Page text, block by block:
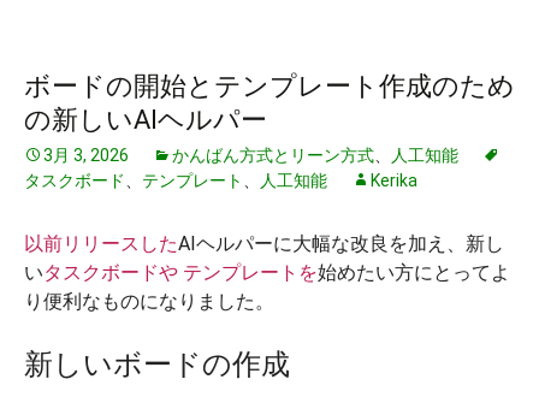
ボードの開始とテンプレート作成のため
の新しいAIヘルパー
3月 3, 2026 かんばん方式とリーン方式、
人工知能
タスクボード、 テンプレート 、 人工知能 Kerika
以前リリースしたAIヘルパーに大幅な改良を加え、新し
いタスクボードや テンプレートを始めたい方にとってよ
り便利なものになりました。
新しいボードの作成